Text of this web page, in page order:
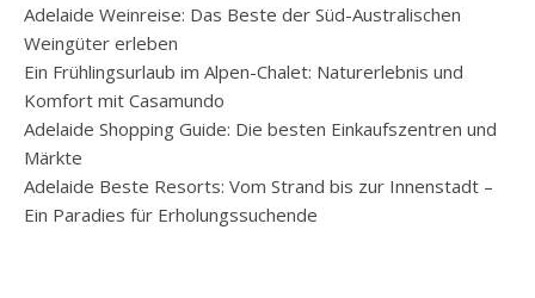
Adelaide Weinreise: Das Beste der Süd-Australischen
Weingüter erleben
Ein Frühlingsurlaub im Alpen-Chalet: Naturerlebnis und
Komfort mit Casamundo
Adelaide Shopping Guide: Die besten Einkaufszentren und
Märkte
Adelaide Beste Resorts: Vom Strand bis zur Innenstadt –
Ein Paradies für Erholungssuchende